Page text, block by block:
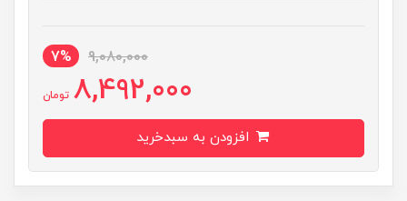
9,080,000
7%
8,492,000 تومان